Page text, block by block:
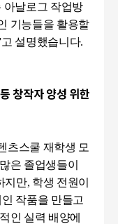
아날로그 작업방
기능들을 활용할
고 설명했습니다.
창작자 양성 위한
츠스쿨 재학생 모
은 졸업생들이
지만, 학생 전원이
작품을 만들고
인 실력 배양에